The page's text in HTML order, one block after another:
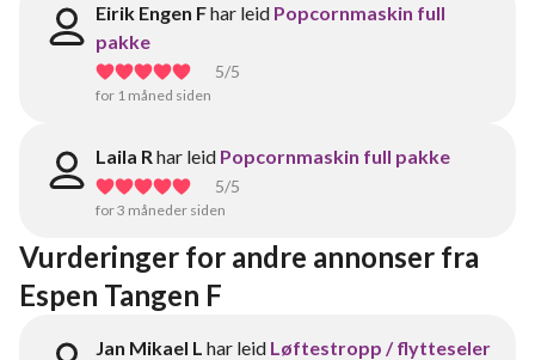
Eirik Engen Fhar leid Popcornmaskin full
pakke
5/5
for 1 måned siden
Laila Rhar leid Popcornmaskin full pakke
5/5
for 3 måneder siden
Vurderinger for andre annonser fra
Espen Tangen F
Jan Mikael L har leid Løftestropp / flytteseler